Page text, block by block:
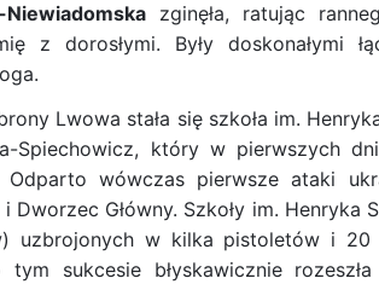
zginęła, ratując
z dorosłymi. Były doskonałymi
Lwowa stała się szkoła im.
Spiechowicz, który w pierwszych
Odparto wówczas pierwsze ataki
Główny. Szkoły im. Henryka
uzbrojonych w kilka pistoletów i 20
sukcesie błyskawicznie